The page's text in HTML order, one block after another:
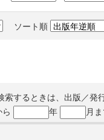
ソート順
するときは、出版／発
ら 年 月